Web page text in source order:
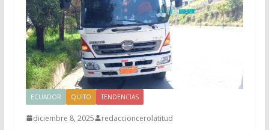
ECUADOR QUITO TENDENCIAS
diciembre 8, 2025 redaccioncerolatitud